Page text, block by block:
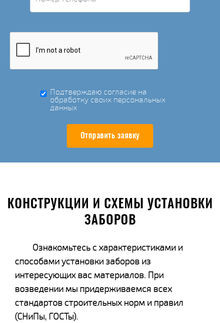
Подтверждаю согласие на
обработку своих персональных
данных
Отправить заявку
КОНСТРУКЦИИ И СХЕМЫ УСТАНОВКИ
ЗАБОРОВ
Ознакомьтесь с характеристиками и
способами установки заборов из
интересующих вас материалов. При
возведении мы придерживаемся всех
стандартов строительных норм и правил
(СНиПы, ГОСТы).